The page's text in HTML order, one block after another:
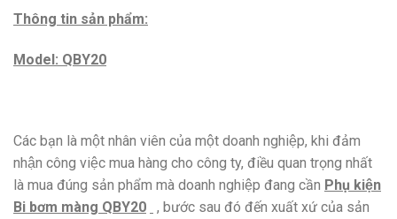
Thông tin sản phẩm:
Model: QBY20
Các bạn là một nhân viên của một doanh nghiệp, khi đảm
nhận công việc mua hàng cho công ty, điều quan trọng nhất
là mua đúng sản phẩm mà doanh nghiệp đang cần Phụ kiện
Bi bơm màng QBY20
, bước sau đó đến xuất xứ của sản